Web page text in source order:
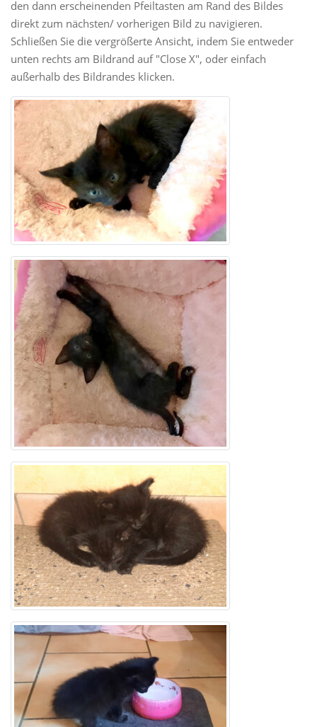
den dann erscheinenden Pfeiltasten am Rand des Bildes
direkt zum nächsten/ vorherigen Bild zu navigieren.
Schließen Sie die vergrößerte Ansicht, indem Sie entweder
unten rechts am Bildrand auf "Close X", oder einfach
außerhalb des Bildrandes klicken.